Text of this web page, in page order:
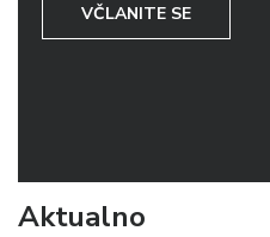
VČLANITE SE
Aktualno